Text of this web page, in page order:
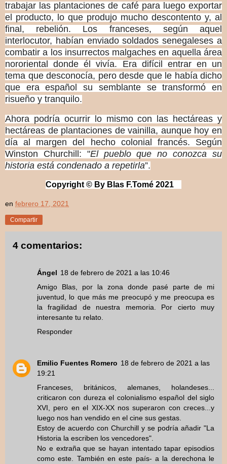
trabajar las plantaciones de café para luego exportar
el producto, lo que produjo mucho descontento y, al
final, rebelión. Los franceses, según aquel
interlocutor, habían enviado soldados senegaleses a
combatir a los insurrectos malgaches en aquella área
nororiental donde él vivía. Era difícil entrar en un
tema que desconocía, pero desde que le había dicho
que era español su semblante se transformó en
risueño y tranquilo.
Ahora podría ocurrir lo mismo con las hectáreas y
hectáreas de plantaciones de vainilla, aunque hoy en
día al margen del hecho colonial francés. Según
Winston Churchill: "El pueblo que no conozca su
historia está condenado a repetirla”.
Copyright © By Blas F.Tomé 2021
en febrero 17, 2021
Compartir
4 comentarios:
Ángel 18 de febrero de 2021 a las 10:46
Amigo Blas, por la zona donde pasé parte de mi
juventud, lo que más me preocupó y me preocupa es
la fragilidad de nuestra memoria. Por cierto muy
interesante tu relato.
Responder
Emilio Fuentes Romero 18 de febrero de 2021 a las
19:21
Franceses, británicos, alemanes, holandeses...
criticaron con dureza el colonialismo español del siglo
XVI, pero en el XIX-XX nos superaron con creces...y
luego nos han vendido en el cine sus gestas.
Estoy de acuerdo con Churchill y se podría añadir "La
Historia la escriben los vencedores".
No e extraña que se hayan intentado tapar episodios
como este. También en este país- a la derechona le